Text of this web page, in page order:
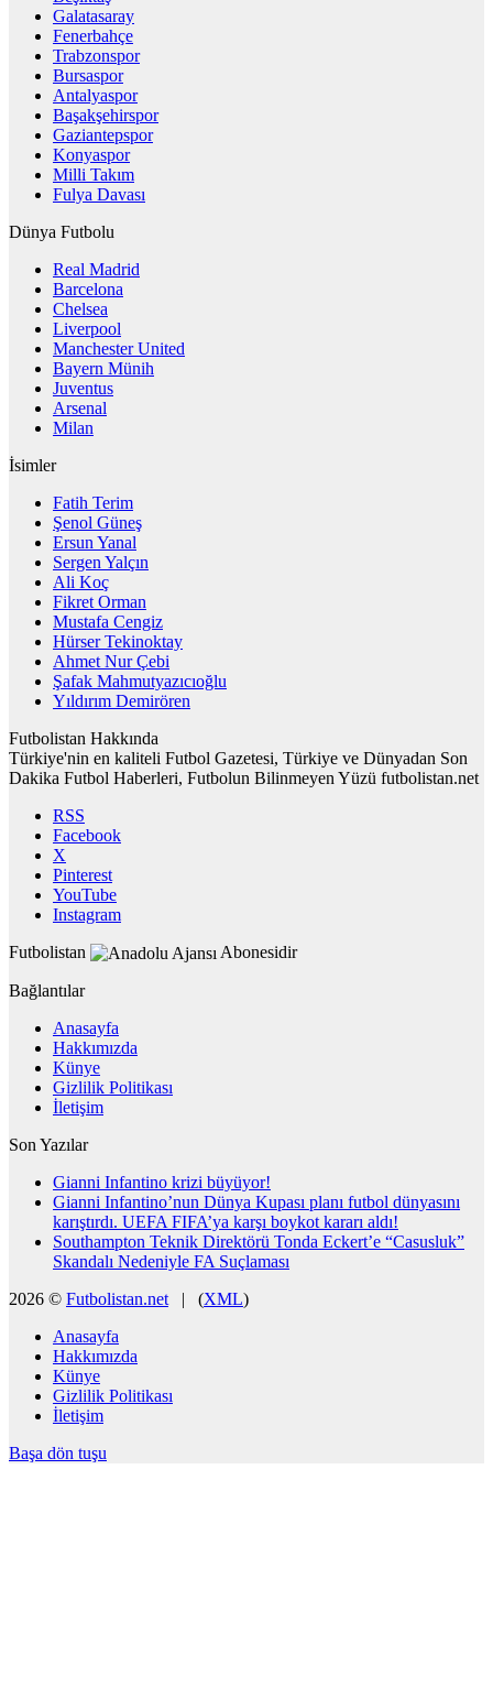
Galatasaray
Fenerbahçe
Trabzonspor
Bursaspor
Antalyaspor
Başakşehirspor
Gaziantepspor
Konyaspor
Milli Takım
Fulya Davası
Dünya Futbolu
Real Madrid
Barcelona
Chelsea
Liverpool
Manchester United
Bayern Münih
Juventus
Arsenal
Milan
İsimler
Fatih Terim
Şenol Güneş
Ersun Yanal
Sergen Yalçın
Ali Koç
Fikret Orman
Mustafa Cengiz
Hürser Tekinoktay
Ahmet Nur Çebi
Şafak Mahmutyazıcıoğlu
Yıldırım Demirören
Futbolistan Hakkında
Türkiye'nin en kaliteli Futbol Gazetesi, Türkiye ve Dünyadan Son
Dakika Futbol Haberleri, Futbolun Bilinmeyen Yüzü futbolistan.net
RSS
Facebook
X
Pinterest
YouTube
Instagram
Futbolistan
Abonesidir
Bağlantılar
Anasayfa
Hakkımızda
Künye
Gizlilik Politikası
İletişim
Son Yazılar
Gianni Infantino krizi büyüyor!
Gianni Infantino’nun Dünya Kupası planı futbol dünyasını
karıştırdı. UEFA FIFA’ya karşı boykot kararı aldı!
Southampton Teknik Direktörü Tonda Eckert’e “Casusluk”
Skandalı Nedeniyle FA Suçlaması
2026 © Futbolistan.net | (XML)
Anasayfa
Hakkımızda
Künye
Gizlilik Politikası
İletişim
Başa dön tuşu